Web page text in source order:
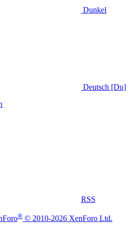
Dunkel
Deutsch [Du]
RSS
® © 2010-2026 XenForo Ltd.